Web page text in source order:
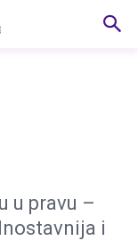
u pravu –
i